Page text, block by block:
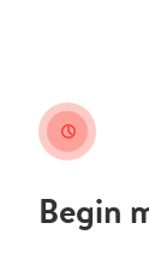
clock
Begin